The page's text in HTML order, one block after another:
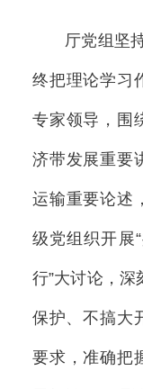
厅党组坚持“
终把理论学习
专家领导，围
济带发展重要
运输重要论述
级党组织开展
行”大讨论，深
保护、不搞大
要求，准确把